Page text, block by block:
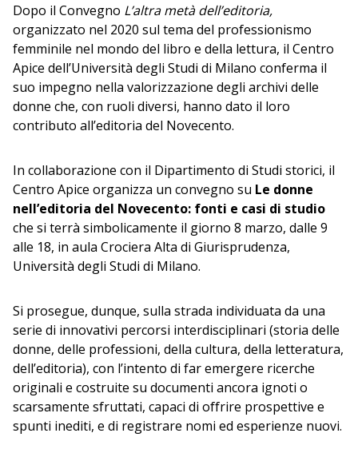
Dopo il Convegno L’altra metà dell’editoria,
organizzato nel 2020 sul tema del professionismo
femminile nel mondo del libro e della lettura, il Centro
Apice dell’Università degli Studi di Milano conferma il
suo impegno nella valorizzazione degli archivi delle
donne che, con ruoli diversi, hanno dato il loro
contributo all’editoria del Novecento.
In collaborazione con il Dipartimento di Studi storici, il
Centro Apice organizza un convegno su Le donne
nell’editoria del Novecento: fonti e casi di studio
che si terrà simbolicamente il giorno 8 marzo, dalle 9
alle 18, in aula Crociera Alta di Giurisprudenza,
Università degli Studi di Milano.
Si prosegue, dunque, sulla strada individuata da una
serie di innovativi percorsi interdisciplinari (storia delle
donne, delle professioni, della cultura, della letteratura,
dell’editoria), con l’intento di far emergere ricerche
originali e costruite su documenti ancora ignoti o
scarsamente sfruttati, capaci di offrire prospettive e
spunti inediti, e di registrare nomi ed esperienze nuovi.